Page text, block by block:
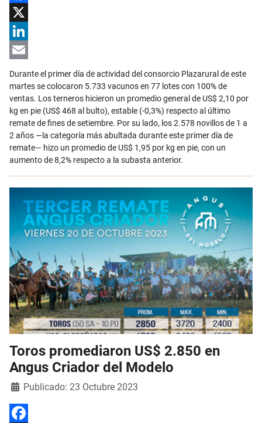
Facebook
X
LinkedIn
Durante el primer día de actividad del consorcio Plazarural de este
martes se colocaron 5.733 vacunos en 77 lotes con 100% de
ventas. Los terneros hicieron un promedio general de US$ 2,10 por
kg en pie (US$ 468 al bulto), estable (-0,3%) respecto al último
remate de fines de setiembre. Por su lado, los 2.578 novillos de 1 a
2 años —la categoría más abultada durante este primer día de
remate— hizo un promedio de US$ 1,95 por kg en pie, con un
aumento de 8,2% respecto a la subasta anterior.
Toros promediaron US$ 2.850 en
Angus Criador del Modelo
DetallesPublicado: 23 Octubre 2023